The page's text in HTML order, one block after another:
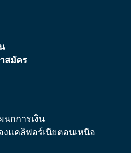
สมัคร
นกการเงิน
แคลิฟอร์เนียตอนเหนือ